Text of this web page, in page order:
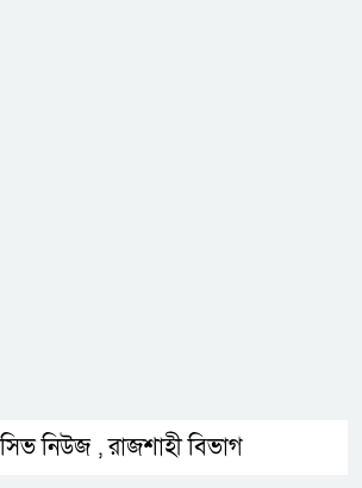
নিউজ ,রাজশাহী বিভাগ